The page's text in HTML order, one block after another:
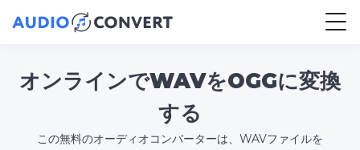
オンラインでWAVをOGGに変換
する
この無料のオーディオコンバーターは、WAVファイルを